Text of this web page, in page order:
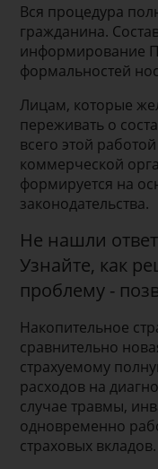
Вся процедура
гражданина.
информирование
формальностей
Лицам, которые
переживать о
всего этой
коммерческой
формируется на
законодательства.
Не нашли
Узнайте, как
проблему -
Накопительное
сравнительно
страхуемому
расходов на
случае травмы,
одновременно
страховых вкладов.